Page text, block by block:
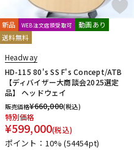
新品 WEB注文店頭受取可
動画あり
送料無料
Headway
HD-115 80's SS F's Concept/ATB
【ディバイザー大商談会2025選定
品】 ヘッドウェイ
販売価格¥660,000(税込)
特別価格
¥599,000(税込)
ポイント：10%(54454pt)